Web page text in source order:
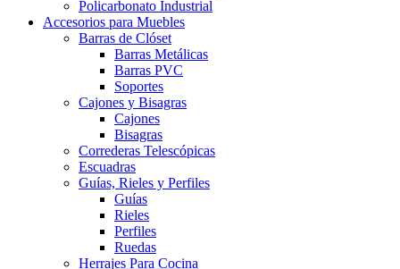
Policarbonato Industrial
Accesorios para Muebles
Barras de Clóset
Barras Metálicas
Barras PVC
Soportes
Cajones y Bisagras
Cajones
Bisagras
Correderas Telescópicas
Escuadras
Guías, Rieles y Perfiles
Guías
Rieles
Perfiles
Ruedas
Herrajes Para Cocina